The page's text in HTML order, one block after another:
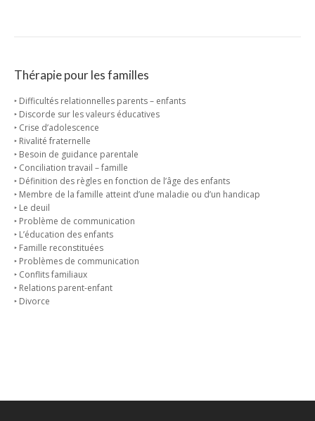
Thérapie pour les familles
‣ Difficultés relationnelles parents – enfants
‣ Discorde sur les valeurs éducatives
‣ Crise d’adolescence
‣ Rivalité fraternelle
‣ Besoin de guidance parentale
‣ Conciliation travail – famille
‣ Définition des règles en fonction de l’âge des enfants
‣ Membre de la famille atteint d’une maladie ou d’un handicap
‣ Le deuil
‣ Problème de communication
‣ L’éducation des enfants
‣ Famille reconstituées
‣ Problèmes de communication
‣ Conflits familiaux
‣ Relations parent-enfant
‣ Divorce